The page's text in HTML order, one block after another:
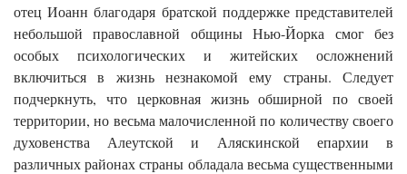
отец Иоанн благодаря братской поддержке представителей
небольшой православной общины Нью-Йорка смог без
особых психологических и житейских осложнений
включиться в жизнь незнакомой ему страны. Следует
подчеркнуть, что церковная жизнь обширной по своей
территории, но весьма малочисленной по количеству своего
духовенства Алеутской и Аляскинской епархии в
различных районах страны обладала весьма существенными